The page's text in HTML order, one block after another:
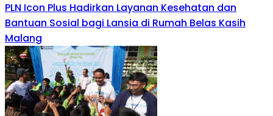
PLN Icon Plus Hadirkan Layanan Kesehatan dan
Bantuan Sosial bagi Lansia di Rumah Belas Kasih
Malang